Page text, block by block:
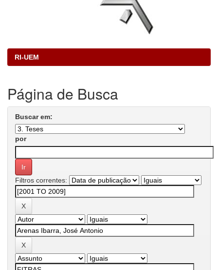
RI-UEM
Página de Busca
Buscar em:
por
Filtros correntes: